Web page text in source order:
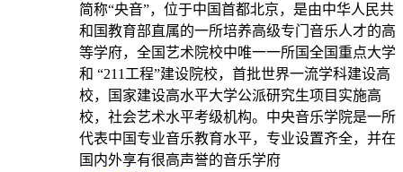
简称“央音”，位于中国首都北京，是由中华人民共
和国教育部直属的一所培养高级专门音乐人才的高
等学府，全国艺术院校中唯一一所国全国重点大学
和 “211工程”建设院校，首批世界一流学科建设高
校，国家建设高水平大学公派研究生项目实施高
校，社会艺术水平考级机构。中央音乐学院是一所
代表中国专业音乐教育水平，专业设置齐全，并在
国内外享有很高声誉的音乐学府